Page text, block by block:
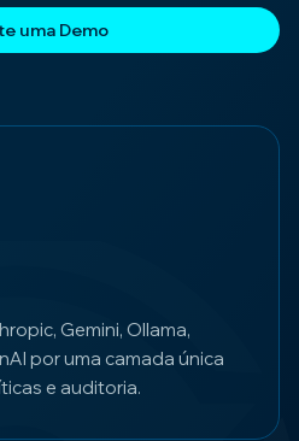
uma Demo
Gemini, Ollama,
por uma camada única
e auditoria.